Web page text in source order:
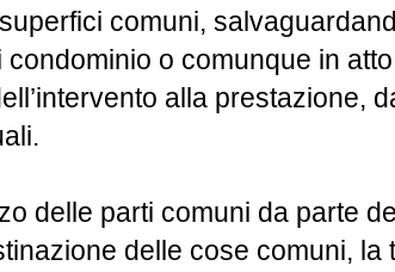
comuni,
o comunque in
alla prestazione,
delle parti comuni da parte
delle cose comuni, la